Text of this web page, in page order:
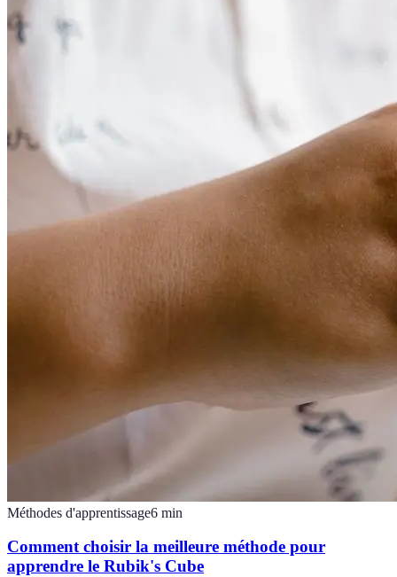
Méthodes d'apprentissage6 min
Comment choisir la meilleure méthode pour
apprendre le Rubik's Cube